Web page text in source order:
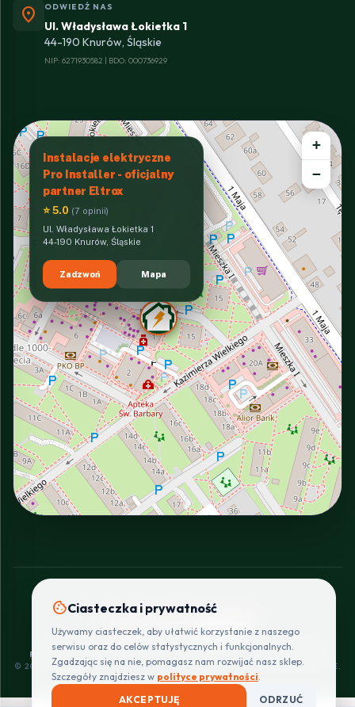
location_on ODWIEDŹ NAS
Ul. Władysława Łokietka 1
44-190 Knurów, Śląskie
NIP: 6271930582 | BDO: 000736929
Instalacje elektryczne
Pro Installer - oficjalny
partner Eltrox
⭐ 5.0 (7 opinii)
Ul. Władysława Łokietka 1
44-190 Knurów, Śląskie
Zadzwoń Mapa
+
−
INTERACTIVE VIEW
SZYBKIE I BEZPIECZNE PŁATNOŚCI
POLITYKA
PRYWATNOŚCI
REGULAMIN
CENNIK
DOSTAW
ZWROTY I
REKLAMACJE
© 2026 PROINSTALLER.PL - KNURÓW. WSZYSTKIE PRAWA ZASTRZEŻONE.
cookieCiasteczka i prywatność
Używamy ciasteczek, aby ułatwić korzystanie z naszego
serwisu oraz do celów statystycznych i funkcjonalnych.
Zgadzając się na nie, pomagasz nam rozwijać nasz sklep.
Szczegóły znajdziesz w polityce prywatności.
AKCEPTUJĘ
ODRZUĆ